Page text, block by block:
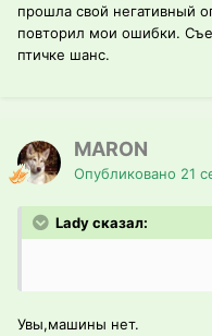
прошла свой негативный
повторил мои ошибки.
птичке шанс.
MARON
Опубликовано 21
Lady сказал:
Увы,машины нет.